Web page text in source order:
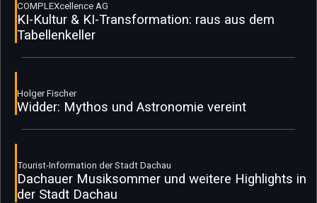
COMPLEXcellence AG
KI-Kultur & KI-Transformation: raus aus dem
Tabellenkeller
Holger Fischer
Widder: Mythos und Astronomie vereint
Tourist-Information der Stadt Dachau
Dachauer Musiksommer und weitere Highlights in
der Stadt Dachau